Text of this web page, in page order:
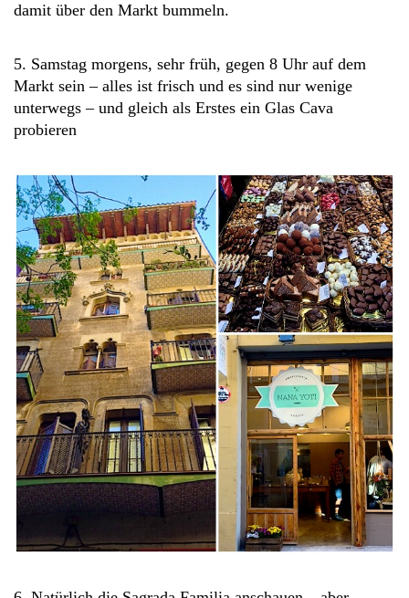
damit über den Markt bummeln.
5. Samstag morgens, sehr früh, gegen 8 Uhr auf dem
Markt sein – alles ist frisch und es sind nur wenige
unterwegs – und gleich als Erstes ein Glas Cava
probieren